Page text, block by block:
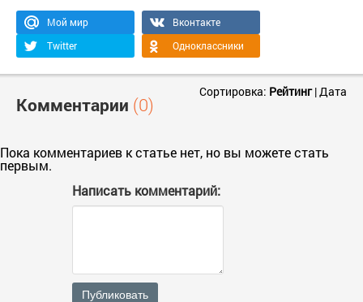
Мой мир
Вконтакте
Twitter
Одноклассники
Комментарии (0)
Сортировка: Рейтинг|Дата
Пока комментариев к статье нет, но вы можете стать
первым.
Написать комментарий:
Публиковать